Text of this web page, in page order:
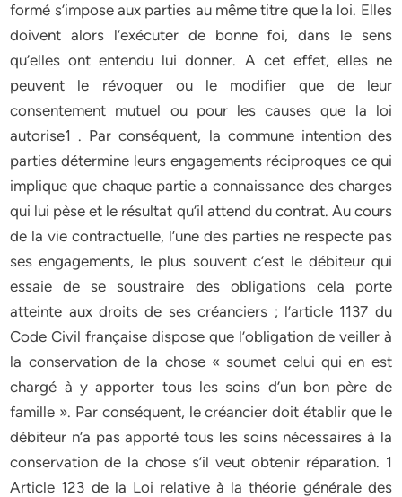
formé s’impose aux parties au même titre que la loi. Elles
doivent alors l’exécuter de bonne foi, dans le sens
qu’elles ont entendu lui donner. A cet effet, elles ne
peuvent le révoquer ou le modifier que de leur
consentement mutuel ou pour les causes que la loi
autorise1 . Par conséquent, la commune intention des
parties détermine leurs engagements réciproques ce qui
implique que chaque partie a connaissance des charges
qui lui pèse et le résultat qu’il attend du contrat. Au cours
de la vie contractuelle, l’une des parties ne respecte pas
ses engagements, le plus souvent c’est le débiteur qui
essaie de se soustraire des obligations cela porte
atteinte aux droits de ses créanciers ; l’article 1137 du
Code Civil française dispose que l’obligation de veiller à
la conservation de la chose « soumet celui qui en est
chargé à y apporter tous les soins d’un bon père de
famille ». Par conséquent, le créancier doit établir que le
débiteur n’a pas apporté tous les soins nécessaires à la
conservation de la chose s’il veut obtenir réparation. 1
Article 123 de la Loi relative à la théorie générale des